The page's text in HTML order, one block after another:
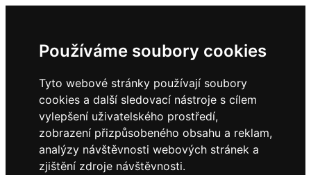
Používáme soubory cookies
Tyto webové stránky používají soubory
cookies a další sledovací nástroje s cílem
vylepšení uživatelského prostředí,
zobrazení přizpůsobeného obsahu a reklam,
analýzy návštěvnosti webových stránek a
zjištění zdroje návštěvnosti.